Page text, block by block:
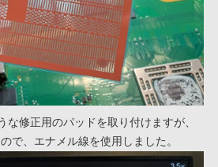
な修正用のパッドを取り付けますが、
で、エナメル線を使用しました。